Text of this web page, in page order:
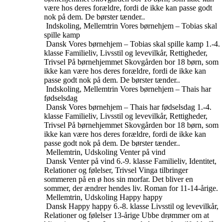
være hos deres forældre, fordi de ikke kan passe godt
nok på dem. De børster tænder..
Indskoling, Mellemtrin Vores børnehjem – Tobias skal
spille kamp
Dansk Vores børnehjem – Tobias skal spille kamp 1.-4.
klasse Familieliv, Livsstil og levevilkår, Rettigheder,
Trivsel På børnehjemmet Skovgården bor 18 børn, som
ikke kan være hos deres forældre, fordi de ikke kan
passe godt nok på dem. De børster tænder..
Indskoling, Mellemtrin Vores børnehjem – Thais har
fødselsdag
Dansk Vores børnehjem – Thais har fødselsdag 1.-4.
klasse Familieliv, Livsstil og levevilkår, Rettigheder,
Trivsel På børnehjemmet Skovgården bor 18 børn, som
ikke kan være hos deres forældre, fordi de ikke kan
passe godt nok på dem. De børster tænder..
Mellemtrin, Udskoling Venter på vind
Dansk Venter på vind 6.-9. klasse Familieliv, Identitet,
Relationer og følelser, Trivsel Vinga tilbringer
sommeren på en ø hos sin morfar. Det bliver en
sommer, der ændrer hendes liv. Roman for 11-14-årige.
Mellemtrin, Udskoling Happy happy
Dansk Happy happy 6.-8. klasse Livsstil og levevilkår,
Relationer og følelser 13-årige Ubbe drømmer om at